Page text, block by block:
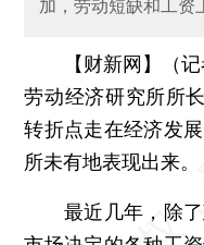
加，劳动短缺和工资
【财新网】（
劳动经济研究所所
转折点走在经济发
所未有地表现出来。
最近几年，除了